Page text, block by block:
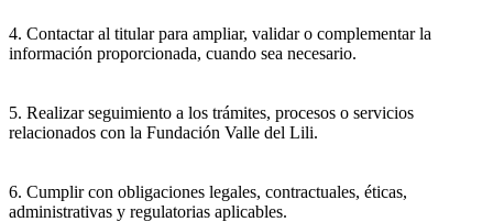
4. Contactar al titular para ampliar, validar o complementar la
información proporcionada, cuando sea necesario.
5. Realizar seguimiento a los trámites, procesos o servicios
relacionados con la Fundación Valle del Lili.
6. Cumplir con obligaciones legales, contractuales, éticas,
administrativas y regulatorias aplicables.